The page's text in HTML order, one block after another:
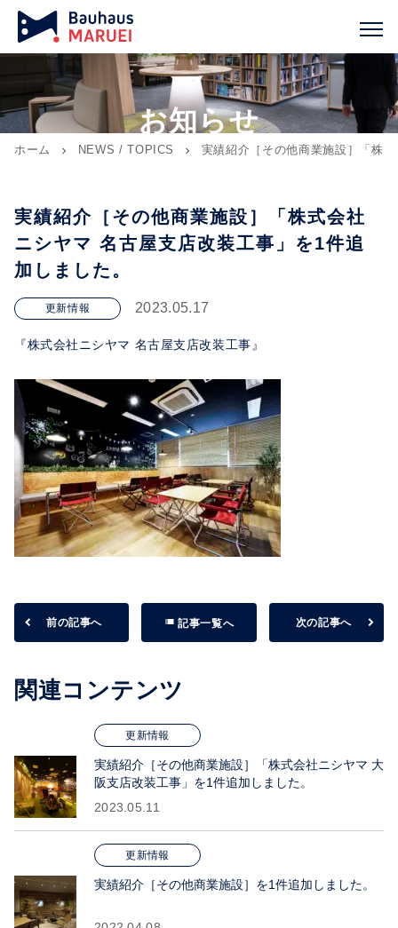
お知らせ
ホーム chevron_right NEWS / TOPICS chevron_right 実績紹介［その他商業施設］「株
実績紹介［その他商業施設］「株式会社
ニシヤマ 名古屋支店改装工事」を1件追
加しました。
更新情報 2023.05.17
『株式会社ニシヤマ 名古屋支店改装工事』
前の記事へ list 記事一覧へ 次の記事へ
関連コンテンツ
更新情報
実績紹介［その他商業施設］「株式会社ニシヤマ 大
阪支店改装工事」を1件追加しました。
2023.05.11
更新情報
実績紹介［その他商業施設］を1件追加しました。